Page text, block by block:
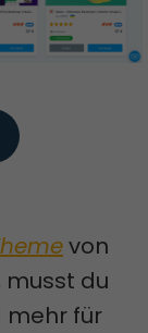
von
du
mehr für